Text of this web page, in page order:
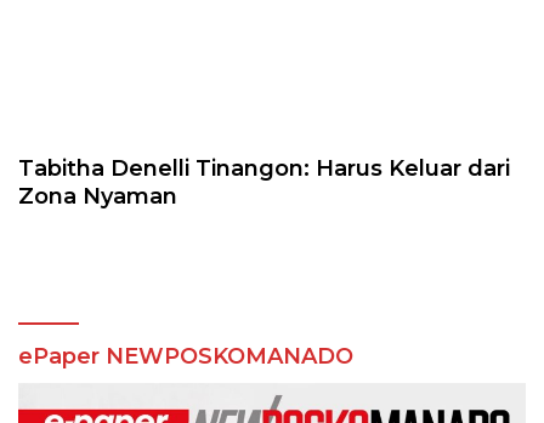
Tabitha Denelli Tinangon: Harus Keluar dari
Zona Nyaman
ePaper NEWPOSKOMANADO